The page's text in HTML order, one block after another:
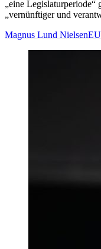
„eine Legislaturperiode“
„vernünftiger und
Magnus Lund Nielsen